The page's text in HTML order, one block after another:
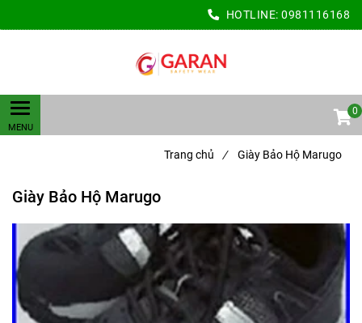
HOTLINE: 0981116168
0
Trang chủ / Giày Bảo Hộ Marugo
Giày Bảo Hộ Marugo